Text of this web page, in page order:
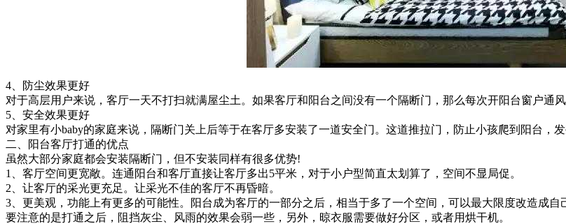
4、防尘效果更好
对于高层用户来说，客厅一天不打扫就满屋尘土。如果客厅和阳台之间没有一个隔断门，那么每次开阳台窗户通风
5、安全效果更好
对家里有小baby的家庭来说，隔断门关上后等于在客厅多安装了一道安全门。这道推拉门，防止小孩爬到阳台，
二、阳台客厅打通的优点
虽然大部分家庭都会安装隔断门，但不安装同样有很多优势!
1、客厅空间更宽敞。连通阳台和客厅直接让客厅多出5平米，对于小户型简直太划算了，空间不显局促。
2、让客厅的采光更充足。让采光不佳的客厅不再昏暗。
3、更美观，功能上有更多的可能性。阳台成为客厅的一部分之后，相当于多了一个空间，可以最大限度改造成自
要注意的是打通之后，阻挡灰尘、风雨的效果会弱一些，另外，晾衣服需要做好分区，或者用烘干机。